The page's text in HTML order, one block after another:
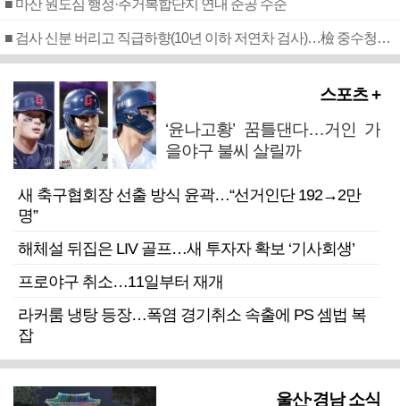
■ 마산 원도심 행정·주거복합단지 연내 준공 수순
■ 검사 신분 버리고 직급하향(10년 이하 저연차 검사)…檢 중수청행 기피
스포츠 +
‘윤나고황’ 꿈틀댄다…거인 가
을야구 불씨 살릴까
새 축구협회장 선출 방식 윤곽…“선거인단 192→2만
명”
해체설 뒤집은 LIV 골프…새 투자자 확보 ‘기사회생’
프로야구 취소…11일부터 재개
라커룸 냉탕 등장…폭염 경기취소 속출에 PS 셈법 복
잡
울산·경남 소식